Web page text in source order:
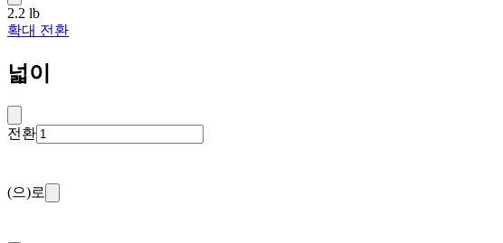
2.2 lb
확대 전환
넓이
전환
(으)로